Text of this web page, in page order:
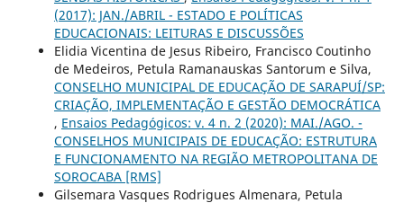
(2017): JAN./ABRIL - ESTADO E POLÍTICAS
EDUCACIONAIS: LEITURAS E DISCUSSÕES
Elidia Vicentina de Jesus Ribeiro, Francisco Coutinho
de Medeiros, Petula Ramanauskas Santorum e Silva,
CONSELHO MUNICIPAL DE EDUCAÇÃO DE SARAPUÍ/SP:
CRIAÇÃO, IMPLEMENTAÇÃO E GESTÃO DEMOCRÁTICA
, Ensaios Pedagógicos: v. 4 n. 2 (2020): MAI./AGO. -
CONSELHOS MUNICIPAIS DE EDUCAÇÃO: ESTRUTURA
E FUNCIONAMENTO NA REGIÃO METROPOLITANA DE
SOROCABA [RMS]
Gilsemara Vasques Rodrigues Almenara, Petula